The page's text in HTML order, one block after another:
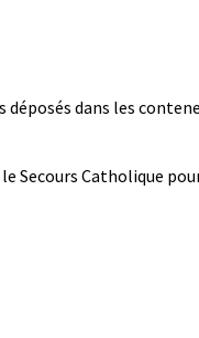
dans les
Secours Catholique